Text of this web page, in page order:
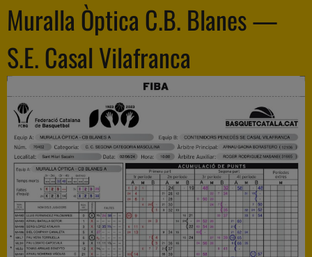
Muralla Òptica C.B. Blanes —
S.E. Casal Vilafranca